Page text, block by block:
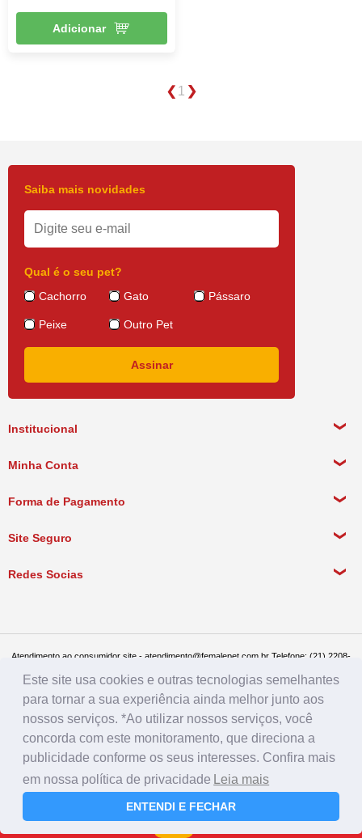
Adicionar
1
Institucional
Política de Pagamento
Política de Entrega
Minha Conta
Forma de Pagamento
Site Seguro
Redes Socias
Saiba mais novidades
Qual é o seu pet?
Cachorro
Gato Pássaro
Peixe Outro Pet
Atendimento ao consumidor site - atendimento@femalepet.com.br Telefone: (21) 2208-
Televendas: (21) 2268-7748 ou (21) 97045-2996 Seg a sex de 8:30h às 19h e Sábados
de 8:30h às 14:30h
Female Pet - CNPJ: 17.292.888.0001/86 - Rua Conde de Bonfim 482, loja A, Tijuca, Rio
de Janeiro - RJ - CEP: 20520-054
Este site usa cookies e outras tecnologias semelhantes
para tornar a sua experiência ainda melhor junto aos
nossos serviços. *Ao utilizar nossos serviços, você
concorda com este monitoramento, que direciona a
publicidade conforme os seus interesses. Confira mais
em nossa política de privacidade Leia mais
ENTENDI E FECHAR